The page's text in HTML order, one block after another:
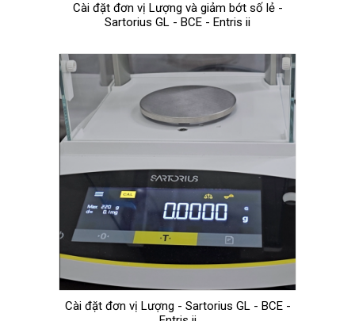
Cài đặt đơn vị Lượng và giảm bớt số lẻ -
Sartorius GL - BCE - Entris ii
Cài đặt đơn vị Lượng - Sartorius GL - BCE -